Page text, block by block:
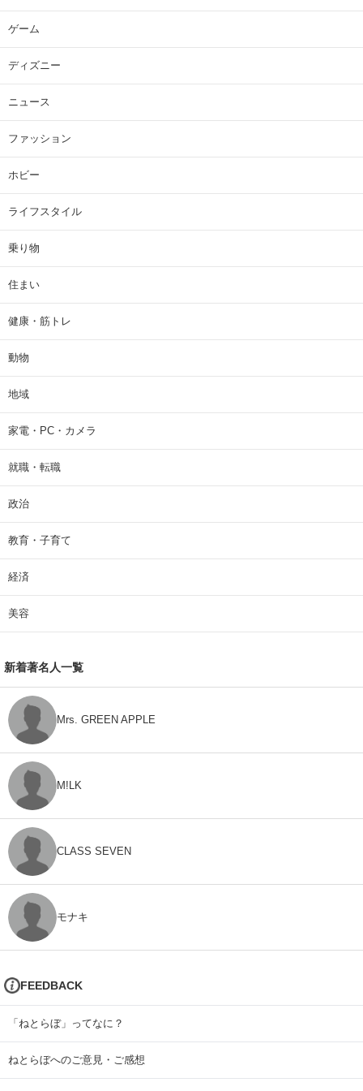
ゲーム
ディズニー
ニュース
ファッション
ホビー
ライフスタイル
乗り物
住まい
健康・筋トレ
動物
地域
家電・PC・カメラ
就職・転職
政治
教育・子育て
経済
美容
新着著名人一覧
Mrs. GREEN APPLE
M!LK
CLASS SEVEN
モナキ
FEEDBACK
「ねとらぼ」ってなに？
ねとらぼへのご意見・ご感想